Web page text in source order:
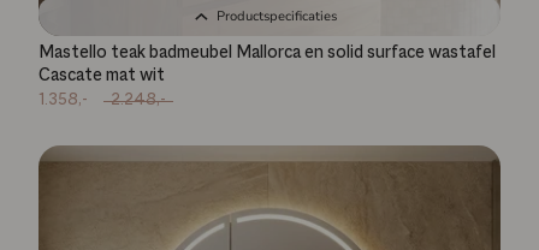
Productspecificaties
Mastello teak badmeubel Mallorca en solid surface wastafel
Cascate mat wit
1.358,- 2.248,-